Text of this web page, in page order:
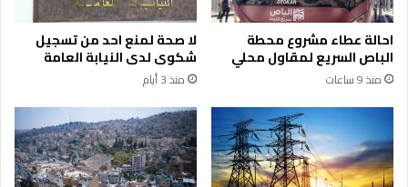
ة
ي
ز
و
ر
ا
م
ش
ر
و
ط
ط
ا
ئ
ر
ت
ا
ب
احالة عطاء مشروع محطة
الباص السريع لمقاول محلي
منذ 9 ساعات
لا صحة لمنع احد من تسجيل
شكوى لدى النيابة العامة
منذ 3 أيام